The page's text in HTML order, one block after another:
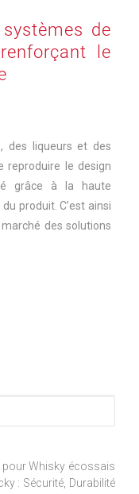
de
le
des liqueurs et des
reproduire le design
grâce à la haute
produit. C’est ainsi
des solutions
Whisky écossais
: Sécurité, Durabilité